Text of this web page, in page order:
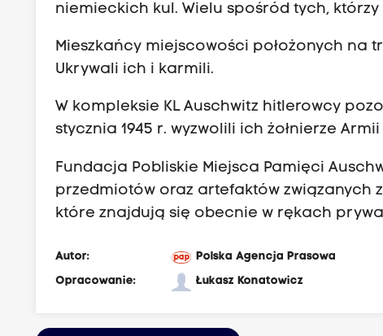
niemieckich kul. Wielu spośród tych, którzy
Mieszkańcy miejscowości położonych na
Ukrywali ich i karmili.
W kompleksie KL Auschwitz hitlerowcy
stycznia 1945 r. wyzwolili ich żołnierze
Fundacja Pobliskie Miejsca Pamięci
przedmiotów oraz artefaktów związanych
które znajdują się obecnie w rękach
Autor:
Polska Agencja Prasowa
Opracowanie:
Łukasz Konatowicz